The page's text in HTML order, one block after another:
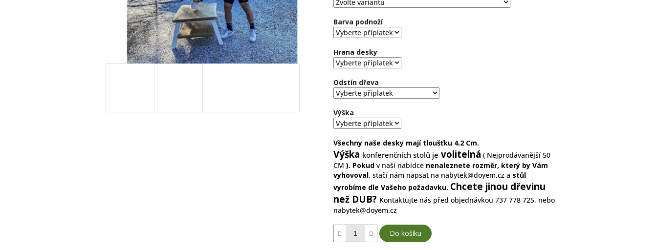
Barva podnoží
Hrana desky
Odstín dřeva
Výška
Všechny naše desky mají tloušťku 4.2 Cm.
Výška konferenčních stolů je volitelná ( Nejprodávanější 50
CM ). Pokud v naší nabídce nenaleznete rozměr, který by Vám
vyhovoval, stačí nám napsat na nabytek@doyem.cz a stůl
vyrobíme dle Vašeho požadavku. Chcete jinou dřevinu
než DUB? Kontaktujte nás před objednávkou 737 778 725, nebo
nabytek@doyem.cz
Do košíku